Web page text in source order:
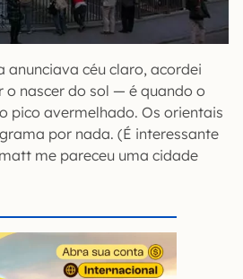
céu claro, acordei
o nascer do sol — é quando o
pico avermelhado. Os orientais
por nada. (É interessante
me pareceu uma cidade